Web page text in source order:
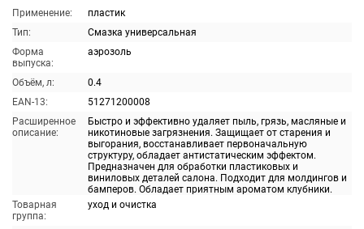
Применение:
пластик
Тип:
Смазка универсальная
Форма
выпуска:
аэрозоль
Объём, л:
0.4
EAN-13:
51271200008
Расширенное
описание:
Быстро и эффективно удаляет пыль, грязь, масляные и
никотиновые загрязнения. Защищает от старения и
выгорания, восстанавливает первоначальную
структуру, обладает антистатическим эффектом.
Предназначен для обработки пластиковых и
виниловых деталей салона. Подходит для молдингов и
бамперов. Обладает приятным ароматом клубники.
Товарная
группа:
уход и очистка